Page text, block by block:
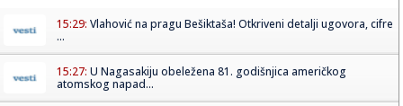
15:29: Vlahović na pragu Bešiktaša! Otkriveni detalji ugovora, cifre
...
15:27: U Nagasakiju obeležena 81. godišnjica američkog
atomskog napad...